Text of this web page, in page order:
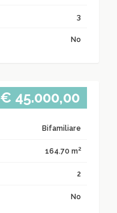
3
No
€ 45.000,00
Bifamiliare
164.70 m2
2
No